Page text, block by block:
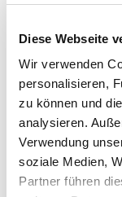
Diese Webseite
Wir verwenden
personalisieren,
zu können und
analysieren.
Verwendung
soziale Medien,
Partner führen
Preis
Organisation
Bad
Lizenz